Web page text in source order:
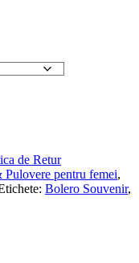
de Retur
Pulovere pentru femei,
Bolero Souvenir,